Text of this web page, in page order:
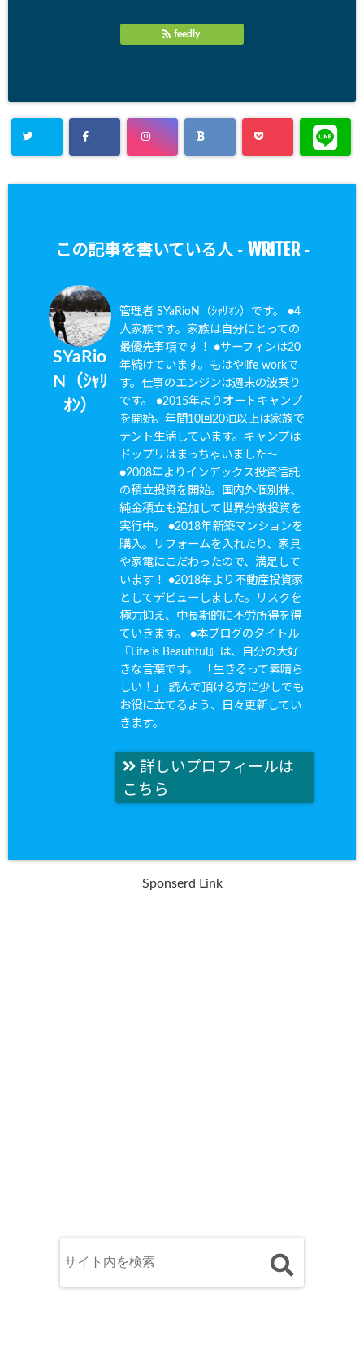
feedly
この記事を書いている人 - WRITER-
SYaRio
N（ｼｬﾘ
ｵﾝ）
管理者 SYaRioN（ｼｬﾘｵﾝ）です。 ●4
人家族です。家族は自分にとっての
最優先事項です！ ●サーフィンは20
年続けています。もはやlife workで
す。仕事のエンジンは週末の波乗り
です。 ●2015年よりオートキャンプ
を開始。年間10回20泊以上は家族で
テント生活しています。キャンプは
ドップリはまっちゃいました〜
●2008年よりインデックス投資信託
の積立投資を開始。国内外個別株、
純金積立も追加して世界分散投資を
実行中。 ●2018年新築マンションを
購入。リフォームを入れたり、家具
や家電にこだわったので、満足して
います！ ●2018年より不動産投資家
としてデビューしました。リスクを
極力抑え、中長期的に不労所得を得
ていきます。 ●本ブログのタイトル
『Life is Beautiful』は、自分の大好
きな言葉です。 「生きるって素晴ら
しい！」 読んで頂ける方に少しでも
お役に立てるよう、日々更新してい
きます。
詳しいプロフィールは
こちら
Sponserd Link